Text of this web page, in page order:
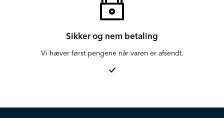
Sikker og nem betaling
Vi hæver først pengene når varen er afsendt.